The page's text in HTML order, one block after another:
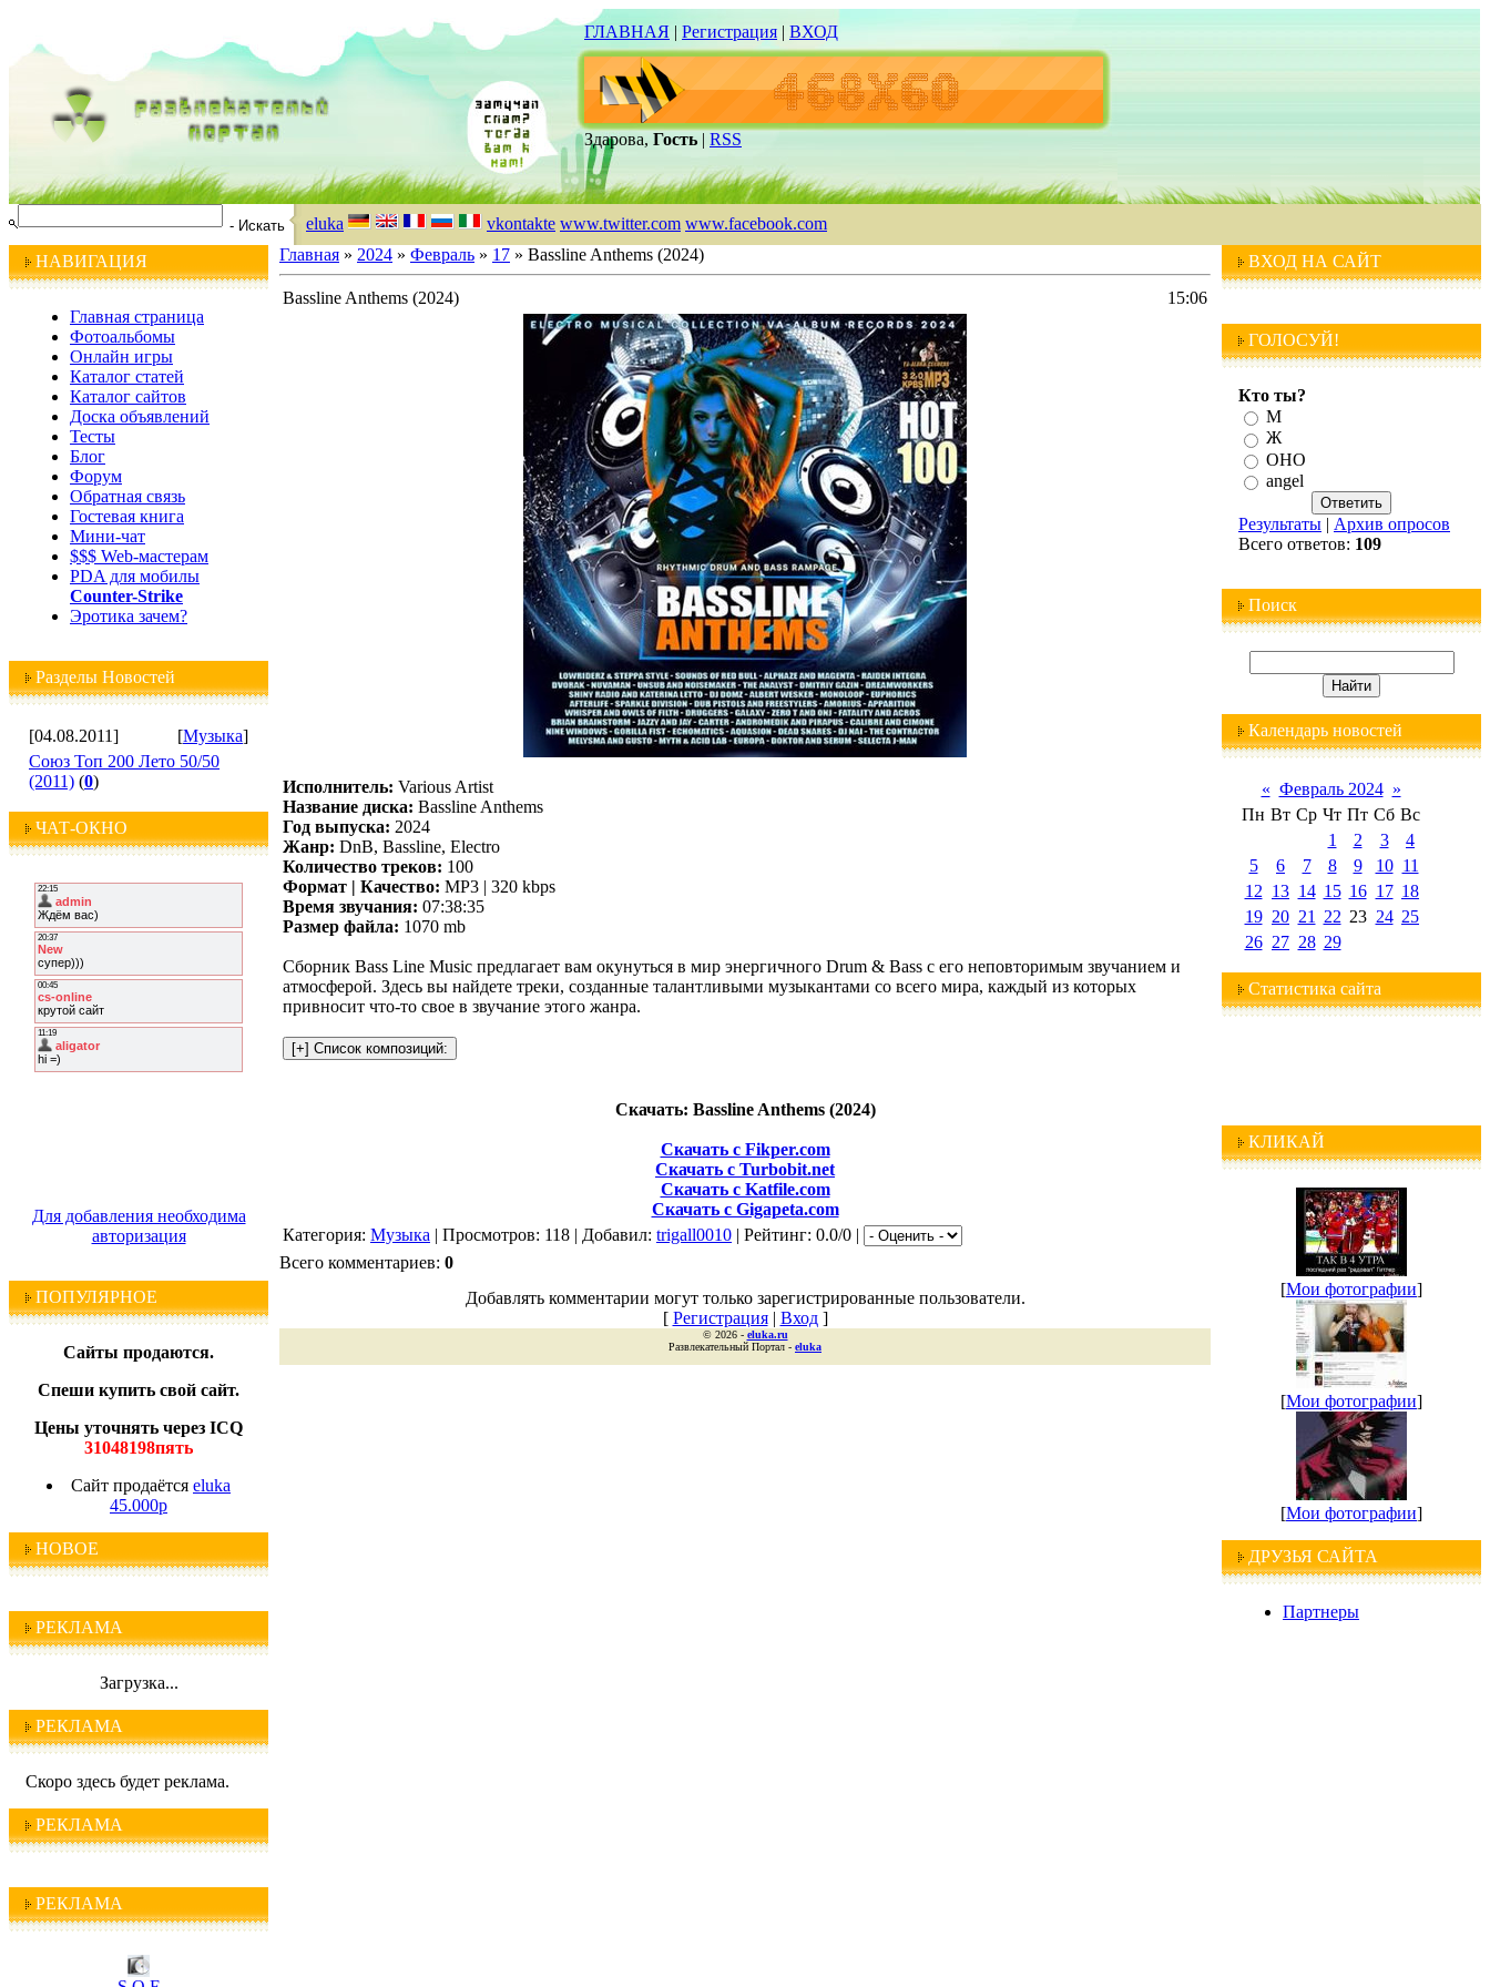
ГЛАВНАЯ | Регистрация | ВХОД
Здарова, Гость | RSS
eluka vkontakte www.twitter.com www.facebook.com
НАВИГАЦИЯ
Главная страница
Фотоальбомы
Онлайн игры
Каталог статей
Каталог сайтов
Доска объявлений
Тесты
Блог
Форум
Обратная связь
Гостевая книга
Мини-чат
$$$ Web-мастерам
PDA для мобилы
Counter-Strike
Эротика зачем?
Разделы Новостей
[04.08.2011] [Музыка]
Союз Топ 200 Лето 50/50
(2011) (0)
ЧАТ-ОКНО
Для добавления необходима
авторизация
ПОПУЛЯРНОЕ
Сайты продаются.
Спеши купить свой сайт.
Цены уточнять через ICQ
31048198пять
Сайт продаётся eluka
45.000р
НОВОЕ
РЕКЛАМА
Загрузка...
РЕКЛАМА
Скоро здесь будет реклама.
РЕКЛАМА
РЕКЛАМАI C Q
S O F
Главная » 2024 » Февраль » 17 » Bassline Anthems (2024)
Bassline Anthems (2024) 15:06
Исполнитель: Various Artist
Название диска: Bassline Anthems
Год выпуска: 2024
Жанр: DnB, Bassline, Electro
Количество треков: 100
Формат | Качество: MP3 | 320 kbps
Время звучания: 07:38:35
Размер файла: 1070 mb
Сборник Bass Line Music предлагает вам окунуться в мир энергичного Drum & Bass с его неповторимым звучанием и
атмосферой. Здесь вы найдете треки, созданные талантливыми музыкантами со всего мира, каждый из которых
привносит что-то свое в звучание этого жанра.
Скачать: Bassline Anthems (2024)
Скачать с Fikper.com
Скачать с Turbobit.net
Скачать с Katfile.com
Скачать с Gigapeta.com
Категория: Музыка | Просмотров: 118 | Добавил: trigall0010 | Рейтинг: 0.0/0 |
Всего комментариев: 0
Добавлять комментарии могут только зарегистрированные пользователи.
[ Регистрация| Вход]
© 2026 - eluka.ru
Развлекательный Портал - eluka
ВХОД НА САЙТ
ГОЛОСУЙ!
Кто ты?
М
Ж
ОНО
angel
Результаты | Архив опросов
Всего ответов: 109
Поиск
Календарь новостей
« Февраль 2024 »
Пн Вт Ср Чт Пт Сб Вс
1
2 3
4
5
6 7 8 9 10 11
12 13 14 15 16 17 18
19 20 21 22 23 24 25
26 27 28 29
Статистика сайта
КЛИКАЙ
[Мои фотографии]
[Мои фотографии]
[Мои фотографии]
ДРУЗЬЯ САЙТА
Партнеры